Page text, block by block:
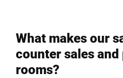
What makes our
counter sales
rooms?